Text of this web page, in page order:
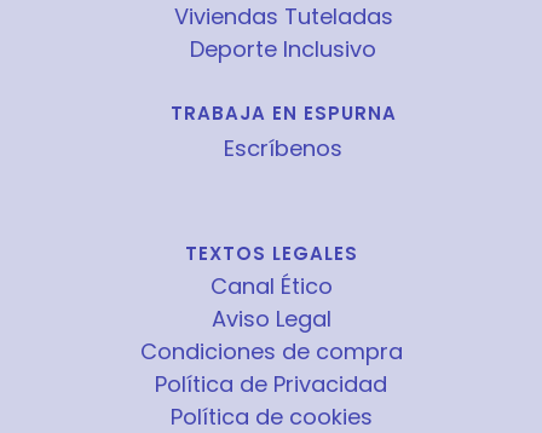
Viviendas Tuteladas
Deporte Inclusivo
TRABAJA EN ESPURNA
Escríbenos
TEXTOS LEGALES
Canal Ético
Aviso Legal
Condiciones de compra
Política de Privacidad
Política de cookies